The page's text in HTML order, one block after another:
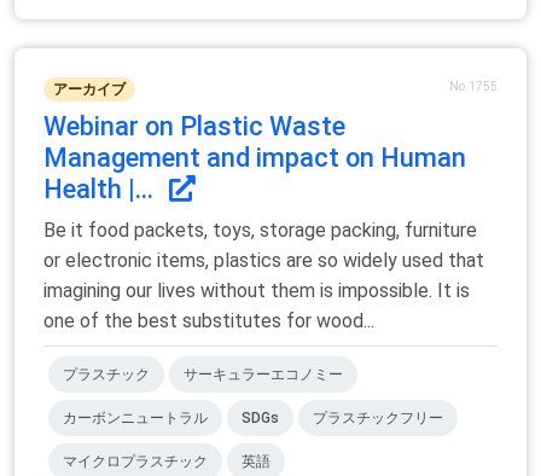
アーカイブ No.1755
Webinar on Plastic Waste
Management and impact on Human
Health |...
Be it food packets, toys, storage packing, furniture
or electronic items, plastics are so widely used that
imagining our lives without them is impossible. It is
one of the best substitutes for wood...
プラスチック サーキュラーエコノミー
カーボンニュートラル SDGs プラスチックフリー
マイクロプラスチック 英語